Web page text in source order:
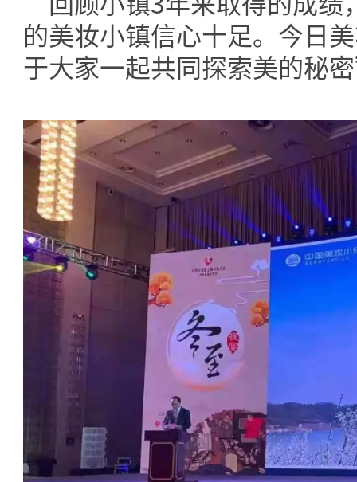
的美妆小镇信心十足。今日
于大家一起共同探索美的秘